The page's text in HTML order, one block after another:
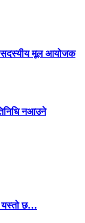
सदस्यीय मूल आयोजक
नआउने
यस्तो छ…